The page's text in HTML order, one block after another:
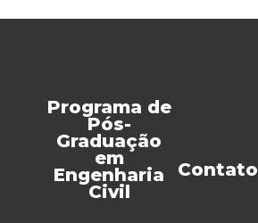
Programa de
Pós-
Graduação
em
Engenharia
Civil
Contato